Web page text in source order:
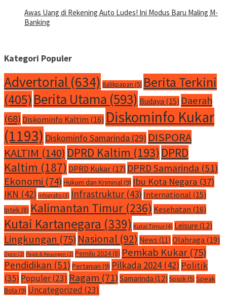
Awas Uang di Rekening Auto Ludes! Ini Modus Baru Maling M-
Banking
Kategori Populer
Advertorial (634) Balikpapan (5) Berita Terkini
(405)Berita Utama (593) Budaya (15) Daerah
(68) Diskominfo Kaltim (16) Diskominfo Kukar
(1193) Diskominfo Samarinda (29) DISPORA
KALTIM (140) DPRD Kaltim (193) DPRD
Kaltim (187) DPRD Kukar (17) DPRD Samarinda (51)
Ekonomi (74) Hukum dan Kriminal(9) Ibu Kota Negara (37)
IKN (42) Infografis (3) Infrastruktur (43) International (15)
Iptek(8) Kalimantan Timur (236) Kesehatan (16)
Kutai Kartanegara (339) Kutai Timur (4) Leisure (12)
Lingkungan (75) Nasional (92) News (11) Olahraga (19)
Opini (2) Pajak & Keuangan (2) Pemilu 2024(8) Pemkab Kukar (75)
Pendidikan (51) Pertanian (9) Pilkada 2024(42) Politik
(35) Populer(23) Ragam (71) Samarinda (12) Sosok(5) Speak
Bola (9) Uncategorized (23)